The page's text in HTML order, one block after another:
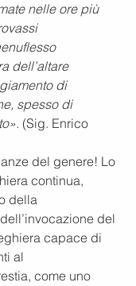
nelle ore più
dell’altare
di
spesso di
. (Sig. Enrico
del genere! Lo
continua,
della
del
capace di
al
come uno